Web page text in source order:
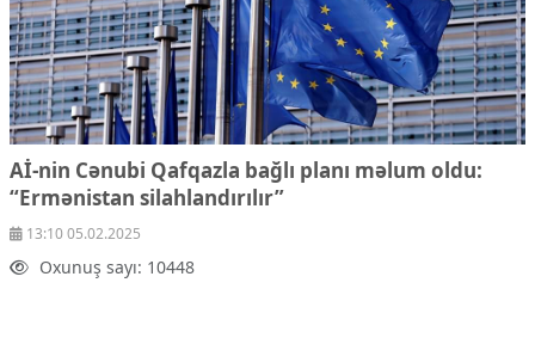
Aİ-nin Cənubi Qafqazla bağlı planı məlum oldu:
“Ermənistan silahlandırılır”
13:10 05.02.2025
Oxunuş sayı: 10448